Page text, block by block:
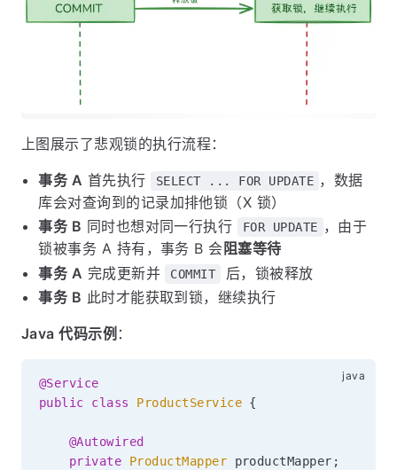
上图展示了悲观锁的执行流程：
事务 A 首先执行 SELECT ... FOR UPDATE ，数据
库会对查询到的记录加排他锁（X 锁）
事务 B 同时也想对同一行执行 FOR UPDATE ，由于
锁被事务 A 持有，事务 B 会 阻塞等待
事务 A 完成更新并 COMMIT
后，锁被释放
事务 B 此时才能获取到锁，继续执行
Java 代码示例 ：
@Service
public
class ProductService {
@Autowired
private
ProductMapper productMapper ;